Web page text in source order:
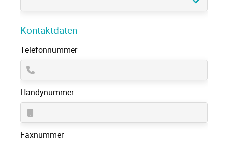
Kontaktdaten
Telefonnummer
Handynummer
Faxnummer